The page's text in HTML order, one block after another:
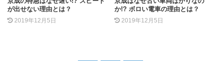
が出せない理由とは？
2019年12月5日
か!? ボロい電車の理由とは？
2019年12月5日